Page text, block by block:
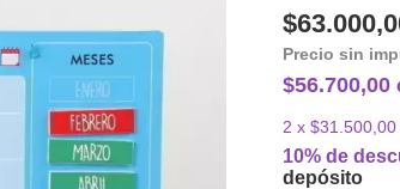
Precio sin
$56.700,00
2 x $31.500,00
10% de
depósito